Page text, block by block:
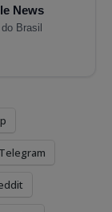
News
Brasil
Telegram